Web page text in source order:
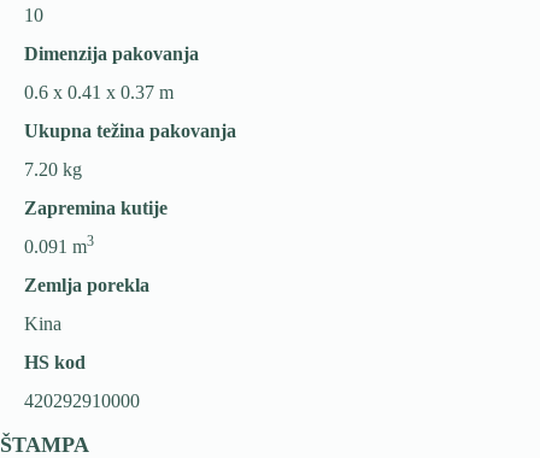
10
Dimenzija pakovanja
0.6 x 0.41 x 0.37 m
Ukupna težina pakovanja
7.20 kg
Zapremina kutije
0.091 m3
Zemlja porekla
Kina
HS kod
420292910000
ŠTAMPA